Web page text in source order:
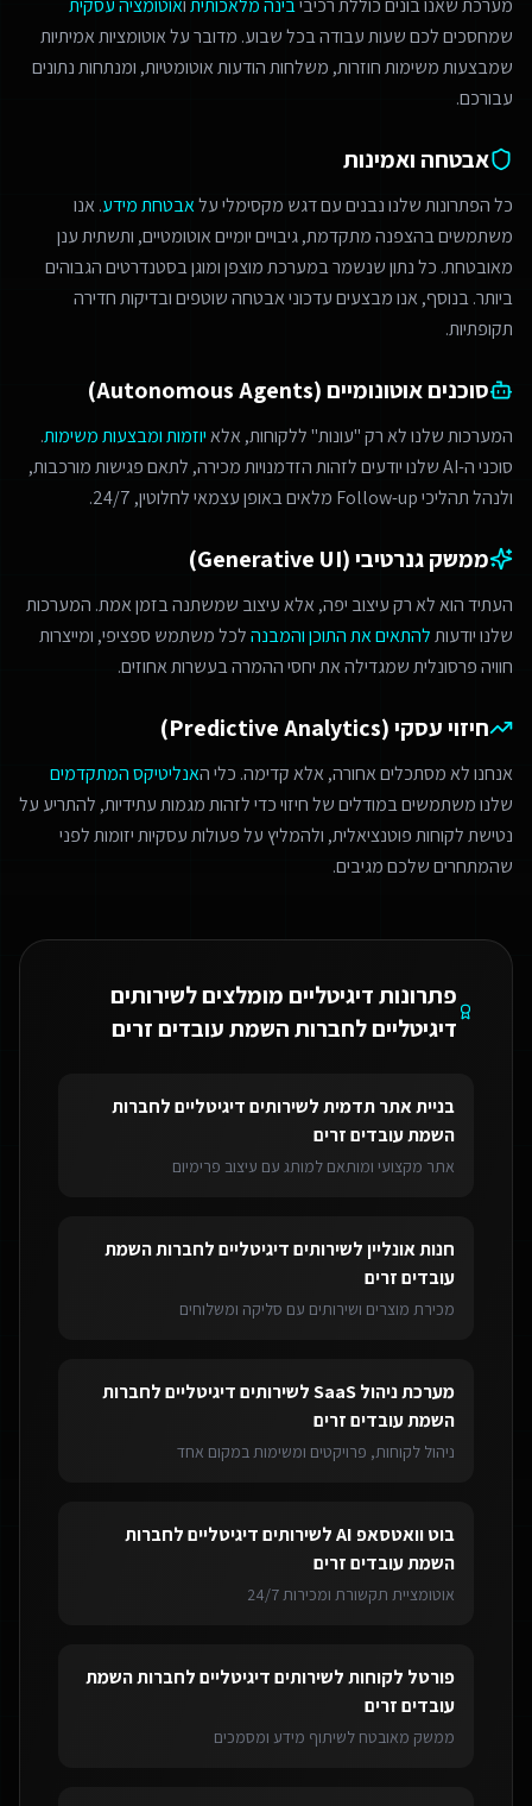
מערכת שאנו בונים כוללת רכיביבינה מלאכותיתואוטומציה עסקית
שמחסכים לכם שעות עבודה בכל שבוע. מדובר על אוטומציות אמיתיות
שמבצעות משימות חוזרות, משלחות הודעות אוטומטיות, ומנתחות נתונים
עבורכם.
אבטחה ואמינות
כל הפתרונות שלנו נבנים עם דגש מקסימלי עלאבטחת מידע. אנו
משתמשים בהצפנה מתקדמת, גיבויים יומיים אוטומטיים, ותשתית ענן
מאובטחת. כל נתון שנשמר במערכת מוצפן ומוגן בסטנדרטים הגבוהים
ביותר. בנוסף, אנו מבצעים עדכוני אבטחה שוטפים ובדיקות חדירה
תקופתיות.
סוכנים אוטונומיים (Autonomous Agents)
המערכות שלנו לא רק "עונות" ללקוחות, אלאיוזמות ומבצעות משימות.
סוכני ה-AI שלנו יודעים לזהות הזדמנויות מכירה, לתאם פגישות מורכבות,
ולנהל תהליכי Follow-up מלאים באופן עצמאי לחלוטין, 24/7.
ממשק גנרטיבי (Generative UI)
העתיד הוא לא רק עיצוב יפה, אלא עיצוב שמשתנה בזמן אמת. המערכות
שלנו יודעותלהתאים את התוכן והמבנהלכל משתמש ספציפי, ומייצרות
חוויה פרסונלית שמגדילה את יחסי ההמרה בעשרות אחוזים.
חיזוי עסקי (Predictive Analytics)
אנחנו לא מסתכלים אחורה, אלא קדימה. כלי האנליטיקס המתקדמים
שלנו משתמשים במודלים של חיזוי כדי לזהות מגמות עתידיות, להתריע על
נטישת לקוחות פוטנציאלית, ולהמליץ על פעולות עסקיות יזומות לפני
שהמתחרים שלכם מגיבים.
פתרונות דיגיטליים מומלצים לשירותים
דיגיטליים לחברות השמת עובדים זרים
בניית אתר תדמיתלשירותים דיגיטליים לחברות
השמת עובדים זרים
אתר מקצועי ומותאם למותג עם עיצוב פרימיום
חנות אונלייןלשירותים דיגיטליים לחברות השמת
עובדים זרים
מכירת מוצרים ושירותים עם סליקה ומשלוחים
מערכת ניהול SaaS לשירותים דיגיטליים לחברות
השמת עובדים זרים
ניהול לקוחות, פרויקטים ומשימות במקום אחד
בוט וואטסאפ AI לשירותים דיגיטליים לחברות
השמת עובדים זרים
אוטומציית תקשורת ומכירות 24/7
פורטל לקוחותלשירותים דיגיטליים לחברות השמת
עובדים זרים
ממשק מאובטח לשיתוף מידע ומסמכים